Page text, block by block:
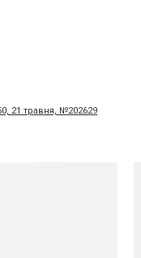
21 травня, №202629